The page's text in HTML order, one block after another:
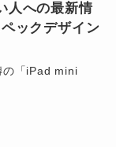
人への最新情
ックデザイン
の「iPad mini